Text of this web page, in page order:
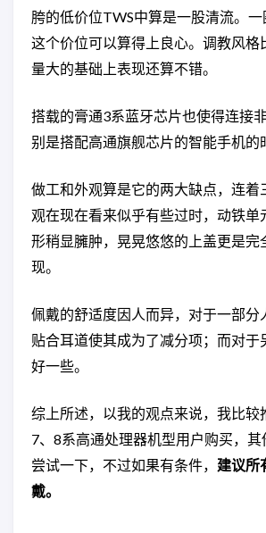
胯的低价位TWS中算是一股清流。
这个价位可以算得上良心。调教风格
量大的基础上表现还算不错。
搭载的膏通3系蓝牙芯片也使得连接
别是搭配高通旗舰芯片的智能手机的
做工和外观算是它的两大缺点，连着
观在现在看来似乎有些过时，动铁单
形稍显臃肿，晃晃悠悠的上盖更是完
现。
佩戴的舒适度因人而异，对于一部分
贴合耳道使其成为了减分项；而对于
好一些。
综上所述，以我的观点来说，我比较
7、8系高通处理器机型用户购买，
尝试一下，不过如果有条件， 建议所
戴。